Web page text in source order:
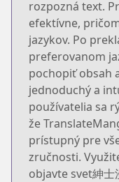
rozpozná text.
efektívne,
jazykov. Po
preferovanom
pochopiť obsah
jednoduchý a
používatelia sa
že
prístupný pre
zručnosti.
objavte svet紳士